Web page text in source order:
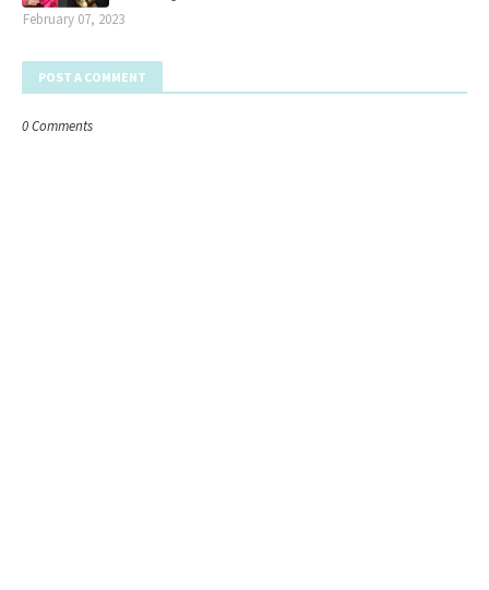
February 07, 2023
POST A COMMENT
0 Comments